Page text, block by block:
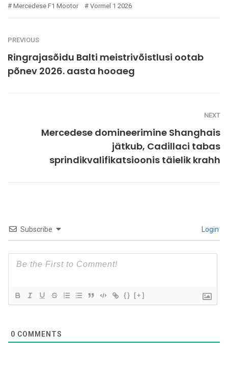
Mercedese F1 Mootor
Vormel 1 2026
PREVIOUS
Ringrajasõidu Balti meistrivõistlusi ootab
põnev 2026. aasta hooaeg
NEXT
Mercedese domineerimine Shanghais
jätkub, Cadillaci tabas
sprindikvalifikatsioonis täielik krahh
Subscribe Login
{} [+]
0 COMMENTS